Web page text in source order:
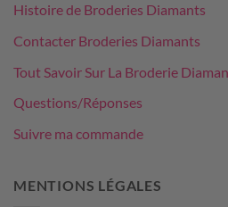
Histoire de Broderies Diamants
Contacter Broderies Diamants
Tout Savoir Sur La Broderie
Questions/Réponses
Suivre ma commande
MENTIONS LÉGALES